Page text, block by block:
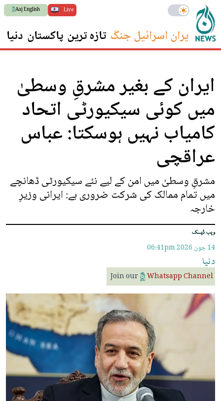
Live
Aaj English
ایران اسرائیل جنگ تازہ ترین پاکستان دنیا
ایران کے بغیر مشرقِ وسطیٰ
میں کوئی سیکیورٹی اتحاد
کامیاب نہیں ہوسکتا: عباس
عراقچی
مشرقِ وسطیٰ میں امن کے لیے نئے سیکیورٹی ڈھانچے
میں تمام ممالک کی شرکت ضروری ہے: ایرانی وزیرِ
خارجہ
ویب ڈیسک
14 جون 2026 06:41pm
دنیا
Join our Whatsapp Channel